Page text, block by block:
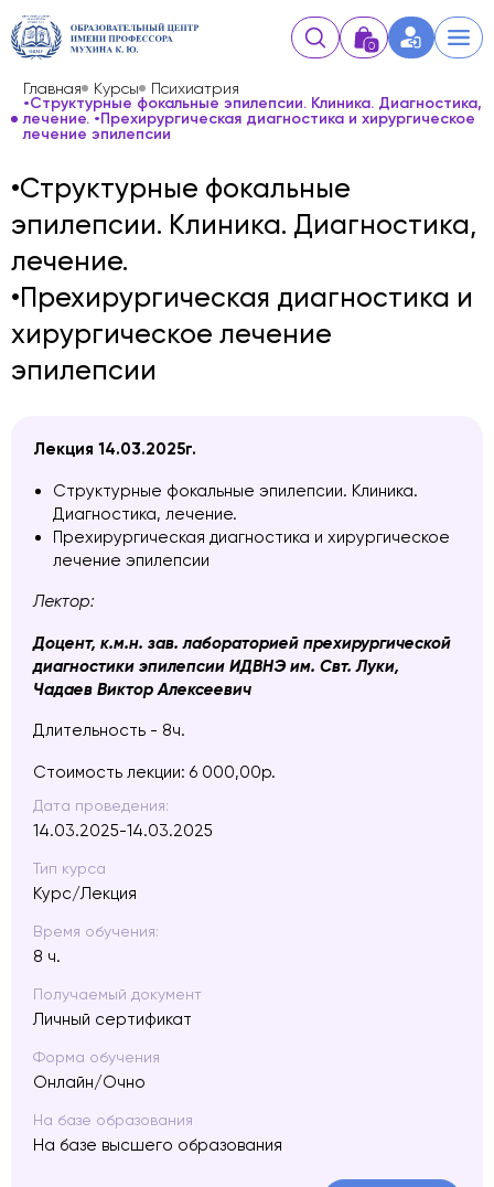
0
Главная Курсы Психиатрия
•Структурные фокальные эпилепсии. Клиника. Диагностика,
лечение. •Прехирургическая диагностика и хирургическое
лечение эпилепсии
•Структурные фокальные
эпилепсии. Клиника. Диагностика,
лечение.
•Прехирургическая диагностика и
хирургическое лечение
эпилепсии
Лекция 14.03.2025г.
Структурные фокальные эпилепсии. Клиника.
Диагностика, лечение.
Прехирургическая диагностика и хирургическое
лечение эпилепсии
Лектор:
Доцент, к.м.н. зав. лабораторией прехирургической
диагностики эпилепсии ИДВНЭ им. Свт. Луки,
Чадаев Виктор Алексеевич
Длительность - 8ч.
Стоимость лекции: 6 000,00р.
Дата проведения:
14.03.2025-14.03.2025
Тип курса
Курс/Лекция
Время обучения:
8 ч.
Получаемый документ
Личный сертификат
Форма обучения
Онлайн/Очно
На базе образования
На базе высшего образования